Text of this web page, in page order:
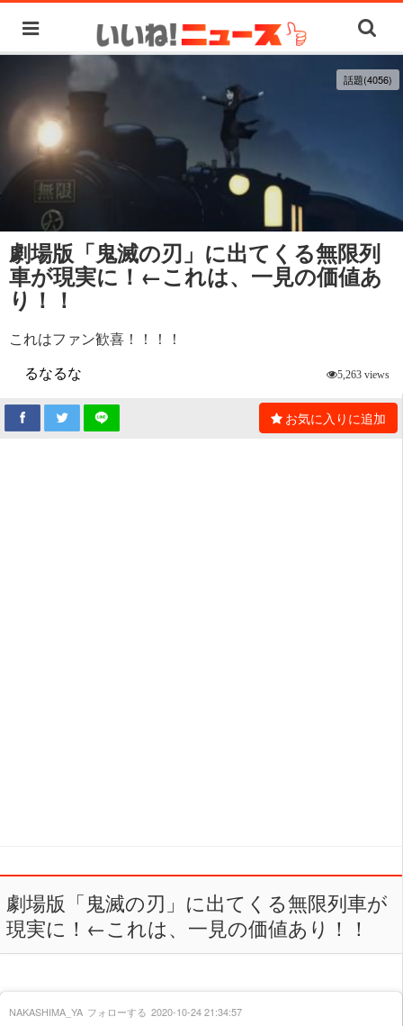
話題(4056)
劇場版「鬼滅の刃」に出てくる無限列
車が現実に！←これは、一見の価値あ
り！！
これはファン歓喜！！！！
るなるな
5,263 views
お気に入りに追加
劇場版「鬼滅の刃」に出てくる無限列車が
現実に！←これは、一見の価値あり！！
NAKASHIMA_YA フォローする 2020-10-24 21:34:57